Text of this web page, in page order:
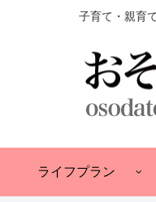
子育て・親育
ライフプラン